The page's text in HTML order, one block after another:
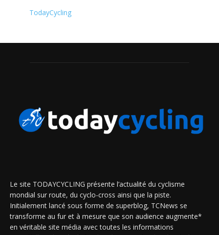
TodayCycling
Le site TODAYCYCLING présente l’actualité du cyclisme
mondial sur route, du cyclo-cross ainsi que la piste.
Initialement lancé sous forme de superblog, TCNews se
transforme au fur et à mesure que son audience augmente*
en véritable site média avec toutes les informations